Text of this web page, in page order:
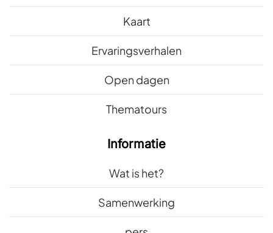
Kaart
Ervaringsverhalen
Open dagen
Thematours
Informatie
Wat is het?
Samenwerking